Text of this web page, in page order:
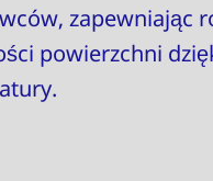
zapewniając
powierzchni